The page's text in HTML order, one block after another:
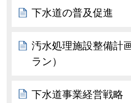
下水道の普及促進
汚水処理施設整備計
ラン）
下水道事業経営戦略